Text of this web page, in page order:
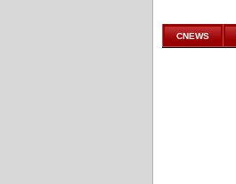
аналитике
CNEWS